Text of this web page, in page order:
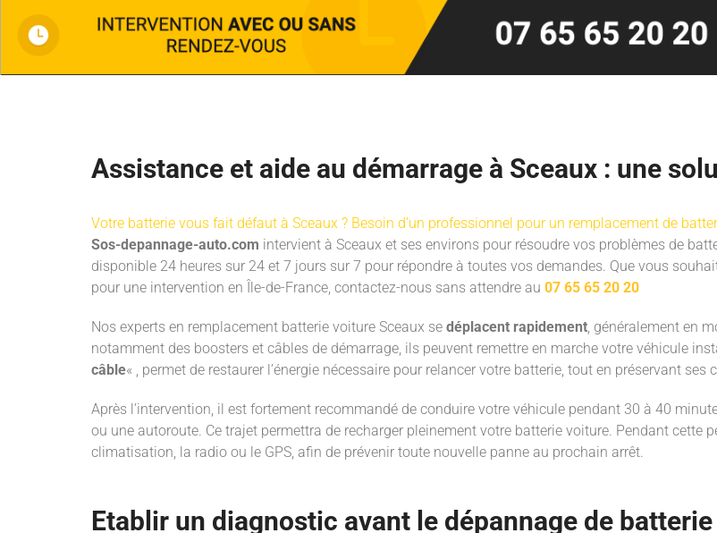
Assistance et aide au démarrage à Sceaux : une
Votre batterie vous fait défaut à Sceaux ? Besoin d’un professionnel pour un remplacement de
Sos-depannage-auto.com intervient à Sceaux et ses environs pour résoudre vos problèmes de
disponible 24 heures sur 24 et 7 jours sur 7 pour répondre à toutes vos demandes. Que vous
pour une intervention en Île-de-France, contactez-nous sans attendre au 07 65 65 20 20
Nos experts en remplacement batterie voiture Sceaux se déplacent rapidement, généralement en
notamment des boosters et câbles de démarrage, ils peuvent remettre en marche votre véhicule
câble« , permet de restaurer l’énergie nécessaire pour relancer votre batterie, tout en préservant ses
Après l’intervention, il est fortement recommandé de conduire votre véhicule pendant 30 à 40
ou une autoroute. Ce trajet permettra de recharger pleinement votre batterie voiture. Pendant cette
climatisation, la radio ou le GPS, afin de prévenir toute nouvelle panne au prochain arrêt.
Etablir un diagnostic avant le dépannage de